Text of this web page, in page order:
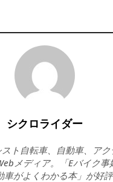
シクロライダー
ト自転車、自動車、ア
メディア。「Eバイク
がよくわかる本」が好評